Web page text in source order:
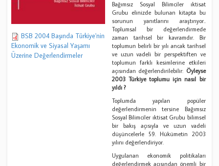
BSB 2004 Başında Türkiye'nin
Ekonomik ve Siyasal Yaşamı
Üzerine Değerlendirmeler
Bağımsız Sosyal Bilimciler ıktisat
Grubu elinizde bulunan kitapta bu
sorunun yanıtlarını araştırıyor..
Toplumsal bir değerlendirmede
zaman tarihsel bir kavramdır. Bir
toplumun belirli bir yılı ancak tarihsel
ve uzun vadeli bir perspektiften ve
toplumun farklı kesimlerine etkileri
açısından değerlendirilebilir: Öyleyse
2003 Türkiye toplumu için nasıl bir
yıldı ?
Toplumda yapılan popüler
değerlendirmenin tersine Bağımsız
Sosyal Bilimciler ıktisat Grubu bilimsel
bir bakış açısıyla ve uzun vadeli
düşüncelerle 59. Hükümetin 2003
yılını değerlendiriyor.
Uygulanan ekonomik politikaları
değerlendirmek açısından önemli bir